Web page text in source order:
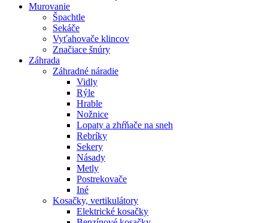
Murovanie
Špachtle
Sekáče
Vyťahovače klincov
Značiace šnúry
Záhrada
Záhradné náradie
Vidly
Rýle
Hrable
Nožnice
Lopaty a zhŕňače na sneh
Rebríky
Sekery
Násady
Metly
Postrekovače
Iné
Kosačky, vertikulátory
Elektrické kosačky